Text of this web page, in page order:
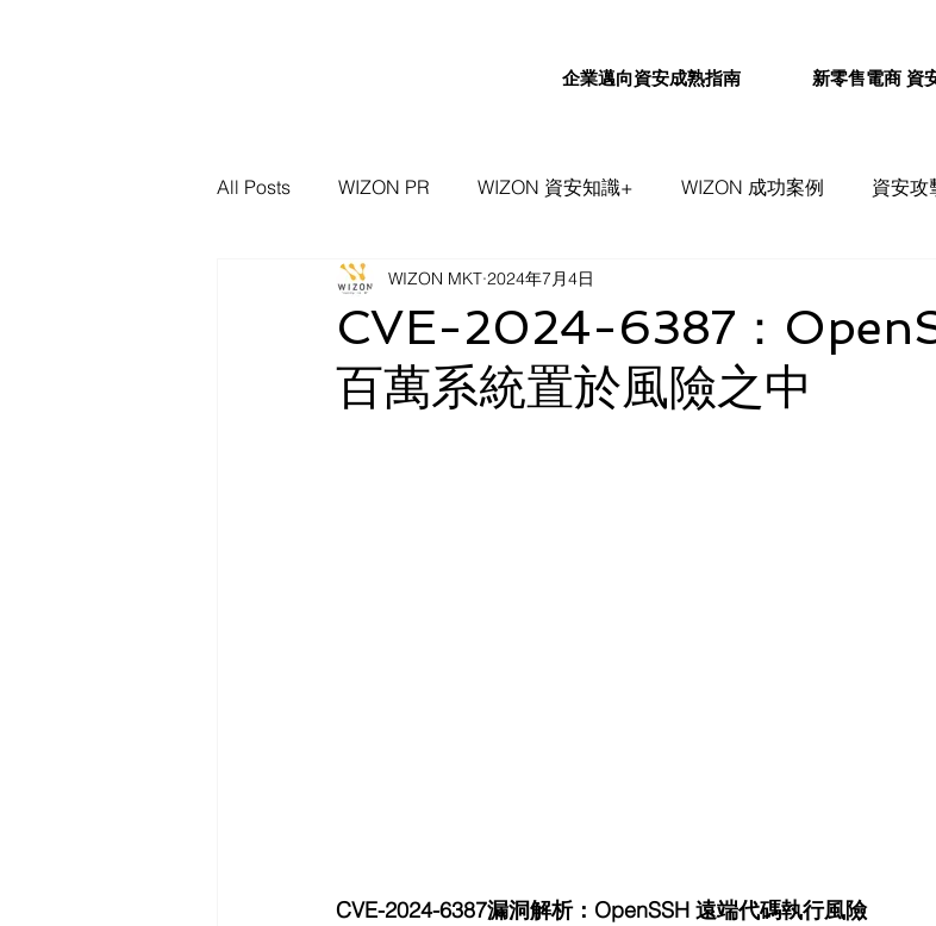
企業邁向資安成熟指南 新零售電商 資
All Posts WIZON PR WIZON 資安知識+ WIZON 成功案例 資安攻
WIZON 資安新聞脈動 資安事件評論&探討
CVE-2024-6387：
百萬系統置於風險之中
WIZON MKT 2024年7月4日
CVE-2024-6387漏洞解析：OpenSSH 遠端代碼執行風險